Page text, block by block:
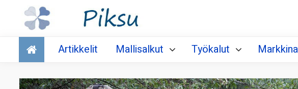
Talous
Artikkelit Mallisalkut Työkalut